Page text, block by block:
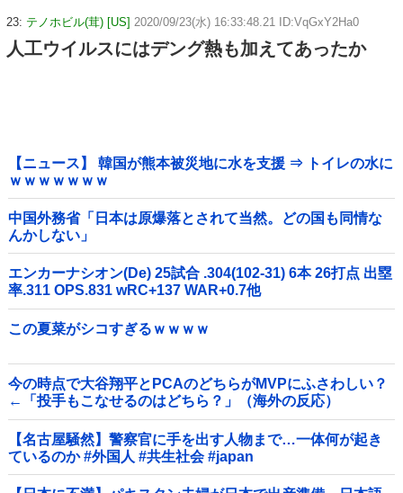
23: テノホビル(茸) [US] 2020/09/23(水) 16:33:48.21 ID:VqGxY2Ha0
人工ウイルスにはデング熱も加えてあったか
【ニュース】 韓国が熊本被災地に水を支援 ⇒ トイレの水に
ｗｗｗｗｗｗｗ
中国外務省「日本は原爆落とされて当然。どの国も同情な
んかしない」
エンカーナシオン(De) 25試合 .304(102-31) 6本 26打点 出塁
率.311 OPS.831 wRC+137 WAR+0.7他
この夏菜がシコすぎるｗｗｗｗ
今の時点で大谷翔平とPCAのどちらがMVPにふさわしい？
←「投手もこなせるのはどちら？」（海外の反応）
【名古屋騒然】警察官に手を出す人物まで…一体何が起き
ているのか #外国人 #共生社会 #japan